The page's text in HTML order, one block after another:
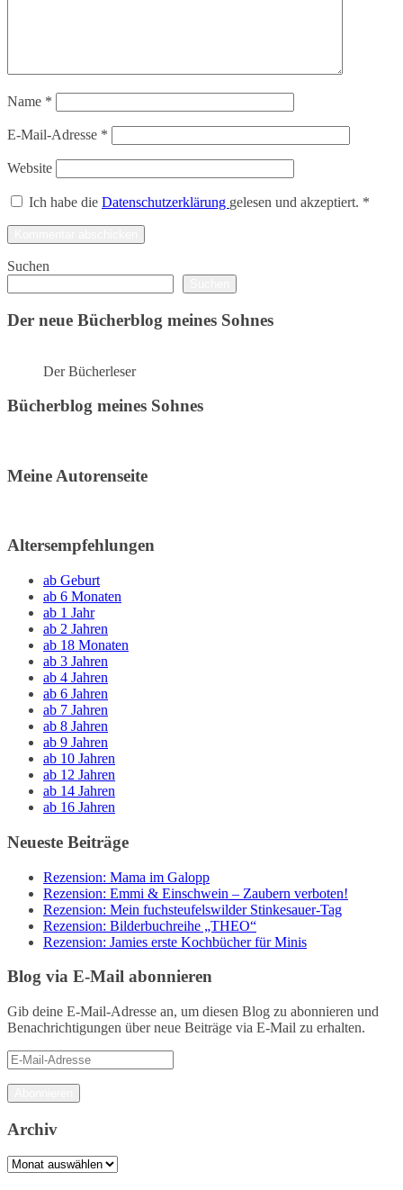
Name *
E-Mail-Adresse *
Website
Ich habe die Datenschutzerklärung gelesen und akzeptiert. *
Suchen
Der neue Bücherblog meines Sohnes
Der Bücherleser
Bücherblog meines Sohnes
Meine Autorenseite
Altersempfehlungen
ab Geburt
ab 6 Monaten
ab 1 Jahr
ab 2 Jahren
ab 18 Monaten
ab 3 Jahren
ab 4 Jahren
ab 6 Jahren
ab 7 Jahren
ab 8 Jahren
ab 9 Jahren
ab 10 Jahren
ab 12 Jahren
ab 14 Jahren
ab 16 Jahren
Neueste Beiträge
Rezension: Mama im Galopp
Rezension: Emmi & Einschwein – Zaubern verboten!
Rezension: Mein fuchsteufelswilder Stinkesauer-Tag
Rezension: Bilderbuchreihe „THEO“
Rezension: Jamies erste Kochbücher für Minis
Blog via E-Mail abonnieren
Gib deine E-Mail-Adresse an, um diesen Blog zu abonnieren und
Benachrichtigungen über neue Beiträge via E-Mail zu erhalten.
E-
Mail-
Adresse
Archiv
Archiv